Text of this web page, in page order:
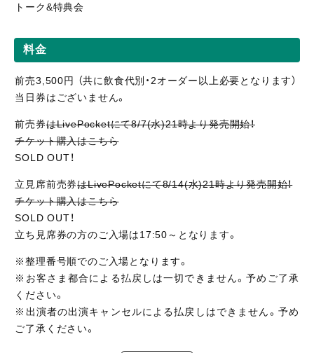
トーク&特典会
料金
前売3,500円 （共に飲食代別・2オーダー以上必要となります）
当日券はございません。
前売券はLivePocketにて8/7(水)21時より発売開始！
チケット購入はこちら
SOLD OUT！
立見席前売券はLivePocketにて8/14(水)21時より発売開始！
チケット購入はこちら
SOLD OUT！
立ち見席券の方のご入場は17:50～となります。
※整理番号順でのご入場となります。
※お客さま都合による払戻しは一切できません。予めご了承
ください。
※出演者の出演キャンセルによる払戻しはできません。予め
ご了承ください。